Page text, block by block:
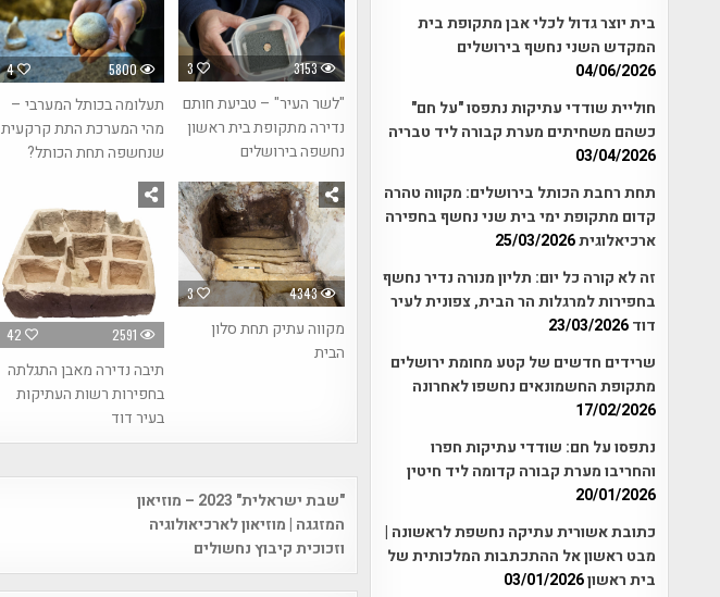
4 5800
תעלומה בכותל המערבי –
מהי המערכת התת קרקעית
שנחשפה תחת הכותל?
3 3153
"לשר העיר" – טביעת חותם
נדירה מתקופת בית ראשון
נחשפה בירושלים
42 2591
תיבה נדירה מאבן התגלתה
בחפירות רשות העתיקות
בעיר דוד
3 4343
מקווה עתיק תחת סלון
הבית
Post
navigation
"שבת ישראלית" 2023 – מוזיאון
המזגגה | מוזיאון לארכיאולוגיה
וזכוכית קיבוץ נחשולים
בית יוצר גדול לכלי אבן מתקופת בית
המקדש השני נחשף בירושלים
04/06/2026
חוליית שודדי עתיקות נתפסו "על חם"
כשהם משחיתים מערת קבורה ליד טבריה
03/04/2026
תחת רחבת הכותל בירושלים: מקווה טהרה
קדום מתקופת ימי בית שני נחשף בחפירה
ארכיאלוגית25/03/2026
זה לא קורה כל יום: תליון מנורה נדיר נחשף
בחפירות למרגלות הר הבית, צפונית לעיר
דוד23/03/2026
שרידים חדשים של קטע מחומת ירושלים
מתקופת החשמונאים נחשפו לאחרונה
17/02/2026
נתפסו על חם: שודדי עתיקות חפרו
והחריבו מערת קבורה קדומה ליד חיטין
20/01/2026
כתובת אשורית עתיקה נחשפת לראשונה |
מבט ראשון אל ההתכתבות המלכותית של
בית ראשון03/01/2026